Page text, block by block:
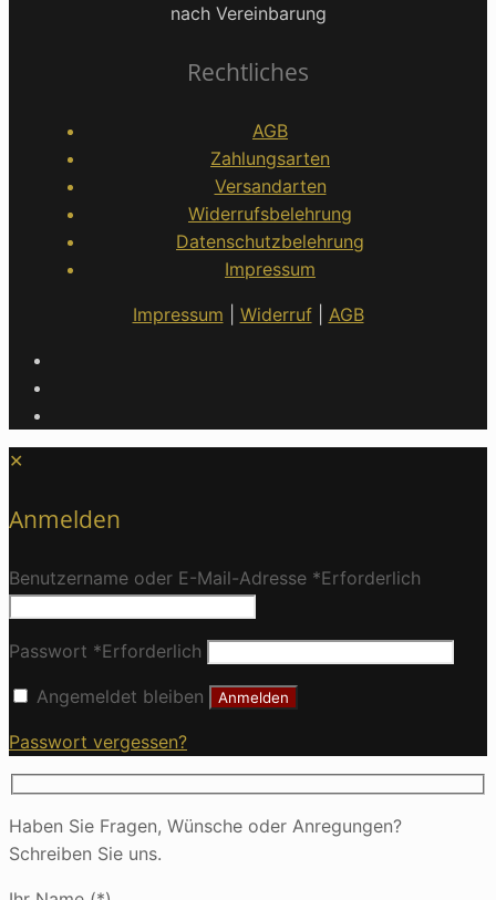
nach Vereinbarung
Rechtliches
AGB
Zahlungsarten
Versandarten
Widerrufsbelehrung
Datenschutzbelehrung
Impressum
Impressum Widerruf| AGB
✕
Anmelden
Benutzername oder E-Mail-Adresse *Erforderlich
Passwort *Erforderlich
Angemeldet bleiben Anmelden
Passwort vergessen?
Haben Sie Fragen, Wünsche oder Anregungen?
Schreiben Sie uns.